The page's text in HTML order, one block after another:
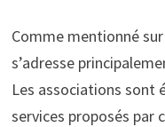
Comme mentionné
s’adresse
Les associations sont
services proposés par